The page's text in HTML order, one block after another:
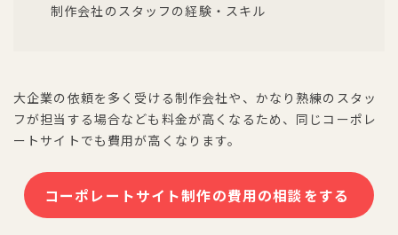
制作会社のスタッフの経験・スキル
大企業の依頼を多く受ける制作会社や、かなり熟練のスタッ
フが担当する場合なども料金が高くなるため、同じコーポレ
ートサイトでも費用が高くなります。
コーポレートサイト制作の費用の相談をする